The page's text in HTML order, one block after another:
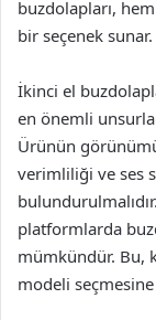
buzdolapları,
bir seçenek sunar.
İkinci el
en önemli
Ürünün
verimliliği ve ses
platformlarda
mümkündür. Bu,
modeli seçmesine